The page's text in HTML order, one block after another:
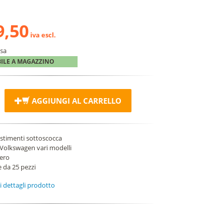
iva escl.
A MAGAZZINO
AGGIUNGI AL CARRELLO
sottoscocca
vari modelli
da 25 pezzi
dettagli prodotto